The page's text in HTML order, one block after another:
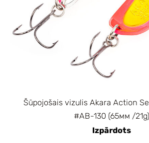
Šūpojošais vizulis Akara Action
#AB-130 (65мм /21g)
Izpārdots